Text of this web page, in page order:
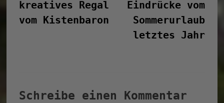
kreatives Regal
vom Kistenbaron
Eindrücke vom
Sommerurlaub
letztes Jahr
Schreibe einen Kommentar